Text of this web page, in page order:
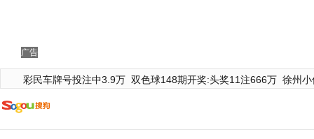
广告
彩民车牌号投注中3.9万 双色球148期开奖:头奖11注666万 徐州